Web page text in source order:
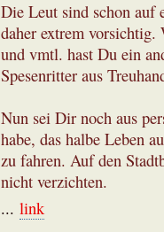
Die Leut sind schon auf
daher extrem
und vmtl. hast Du ein
Spesenritter aus
Nun sei Dir noch aus
habe, das halbe Leben
zu fahren. Auf den
nicht verzichten.
... link